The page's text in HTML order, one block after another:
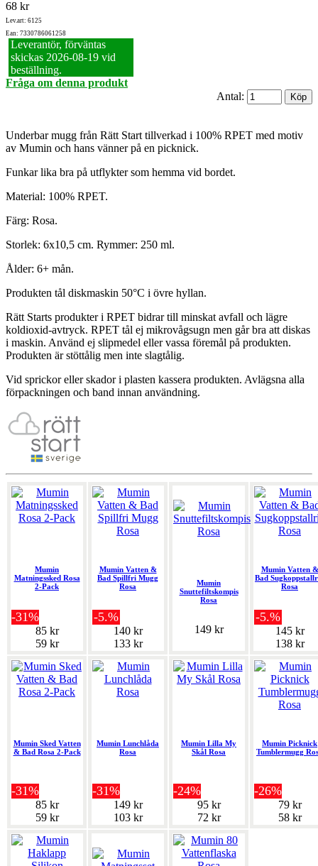
68 kr
Lev.art: 6125
Ean: 7330786061258
Leverantör, förväntas
skickas 2026‑08‑19 vid
beställning.
Fråga om denna produkt
Antal:
Underbar mugg från Rätt Start tillverkad i 100% RPET med motiv
av Mumin och hans vänner på en picknick.
Funkar lika bra på utflykter som hemma vid bordet.
Material: 100% RPET.
Färg: Rosa.
Storlek: 6x10,5 cm. Rymmer: 250 ml.
Ålder: 6+ mån.
Produkten tål diskmaskin 50°C i övre hyllan.
Rätt Starts produkter i RPET bidrar till minskat avfall och lägre
koldioxid-avtryck. RPET tål ej mikrovågsugn men går bra att diskas
i maskin. Använd ej slipmedel eller vassa föremål på produkten.
Produkten är stöttålig men inte slagtålig.
Vid sprickor eller skador i plasten kassera produkten. Avlägsna alla
förpackningen och band innan användning.
Mumin
Matningssked Rosa
2-Pack
-31%
85 kr
59 kr
Mumin Vatten &
Bad Spillfri Mugg
Rosa
-5.%
140 kr
133 kr
Mumin
Snuttefiltskompis
Rosa
149 kr
Mumin Vatten &
Bad
Rosa
-5.%
145 kr
138 kr
Mumin Sked Vatten
& Bad Rosa 2-Pack
-31%
85 kr
59 kr
Mumin Lunchlåda
Rosa
-31%
149 kr
103 kr
Mumin Lilla My
Skål Rosa
-24%
95 kr
72 kr
Mumin Picknick
Tumblermugg
-26%
79 kr
58 kr